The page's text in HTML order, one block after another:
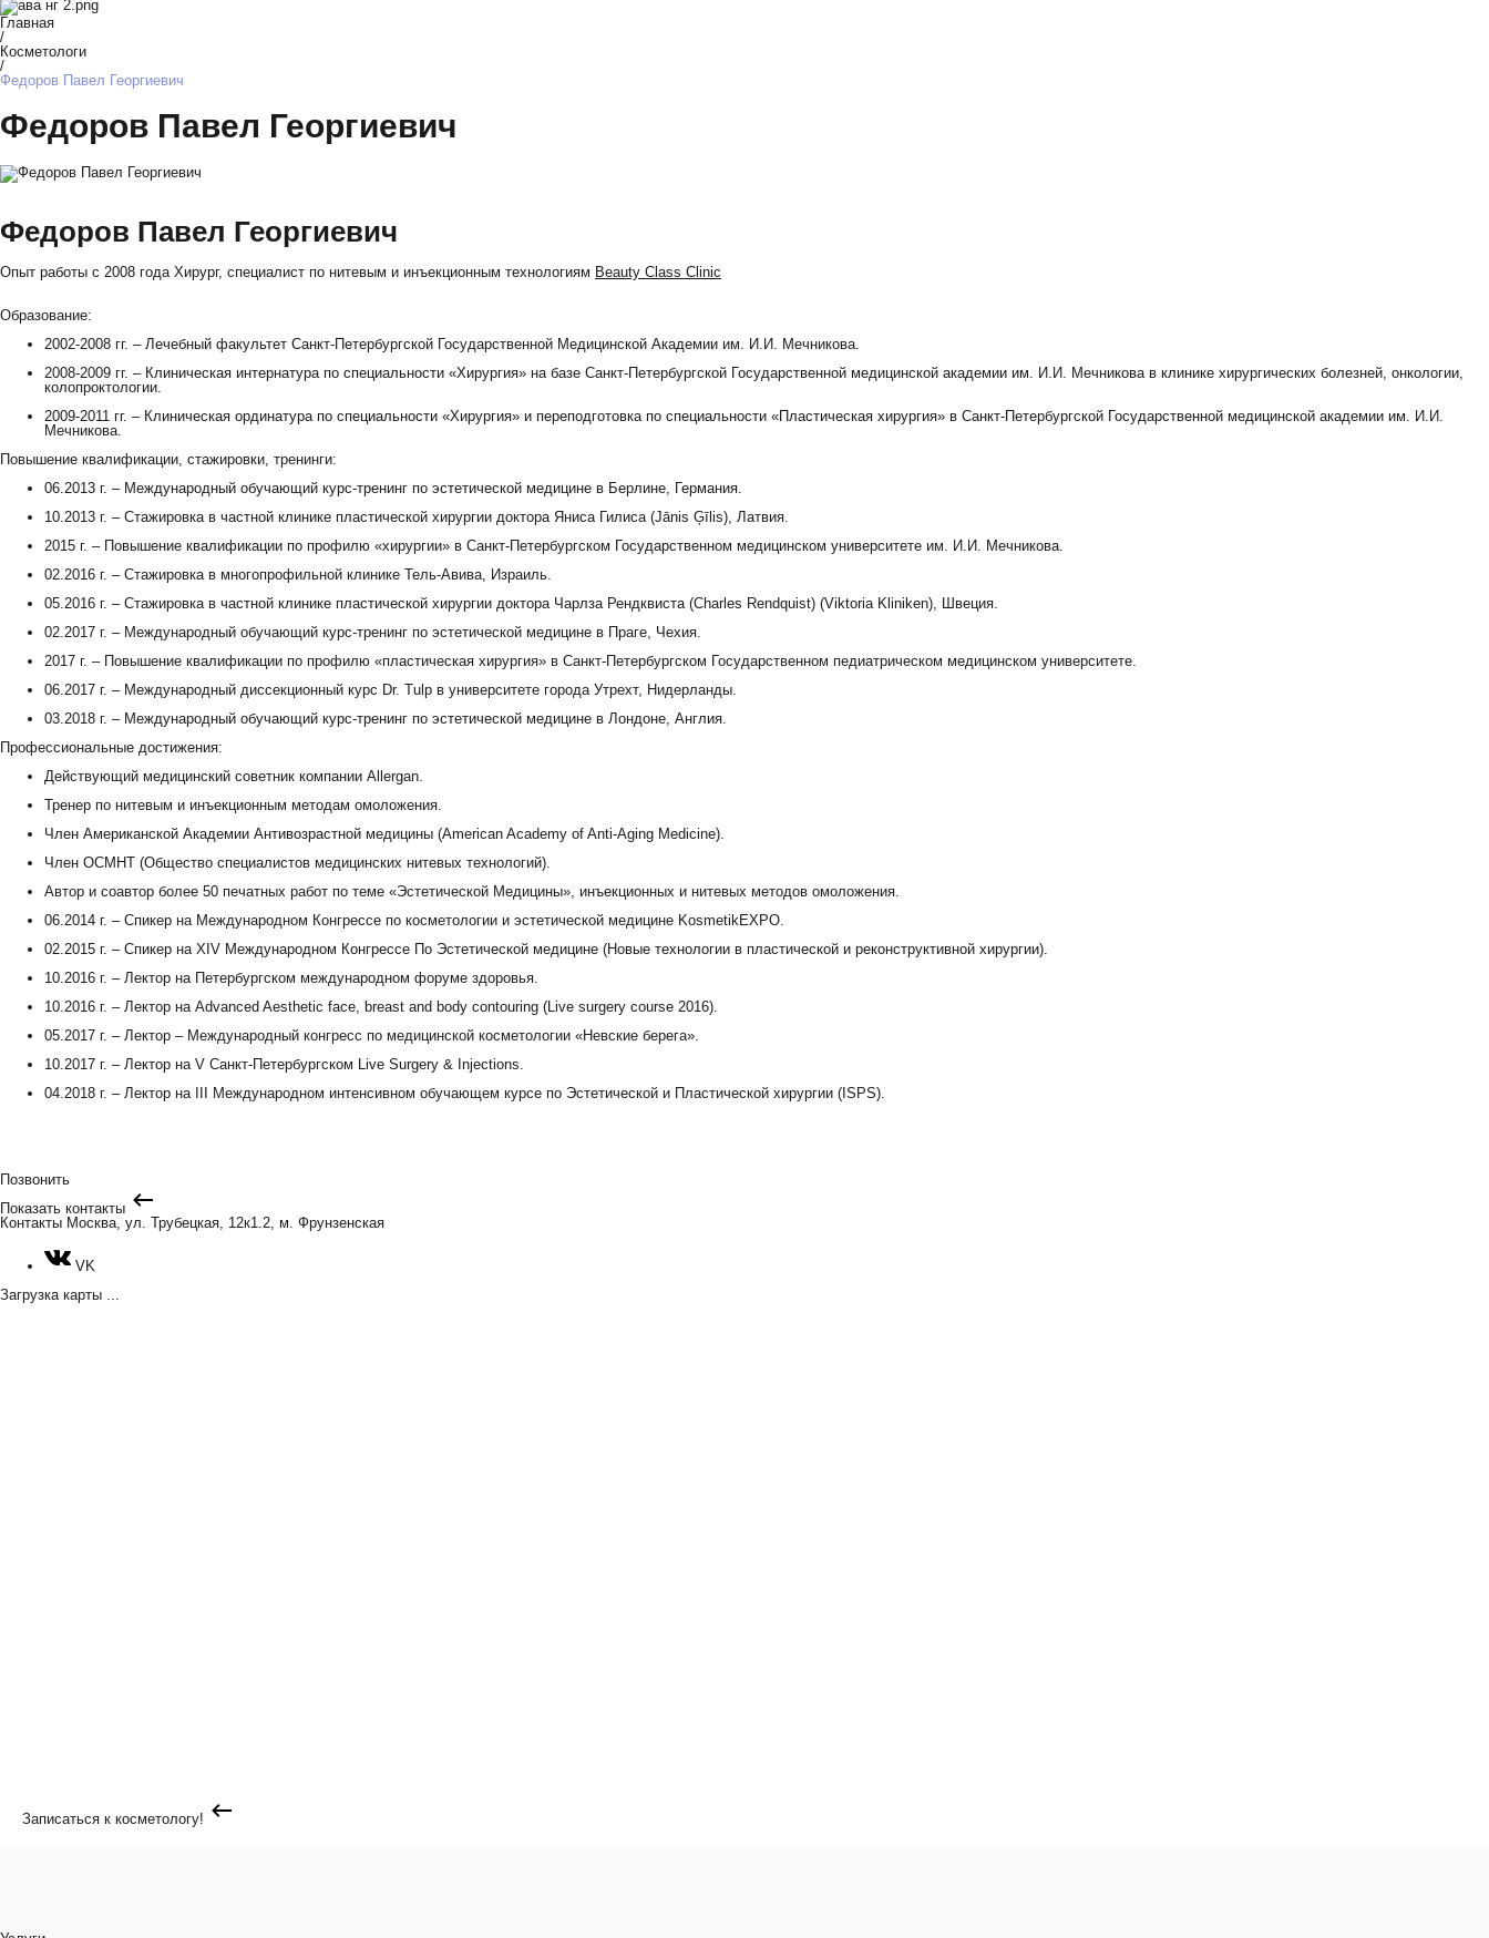
Главная
/
Косметологи
/
Федоров Павел Георгиевич
Федоров Павел Георгиевич
Федоров Павел Георгиевич
Опыт работы с 2008 года Хирург, специалист по нитевым и инъекционным технологиям Beauty Class Clinic
Образование:
2002-2008 гг. – Лечебный факультет Санкт-Петербургской Государственной Медицинской Академии им. И.И. Мечникова.
2008-2009 гг. – Клиническая интернатура по специальности «Хирургия» на базе Санкт-Петербургской Государственной медицинской академии им. И.И. Мечникова в клинике хирургических болезней, онкологии,
колопроктологии.
2009-2011 гг. – Клиническая ординатура по специальности «Хирургия» и переподготовка по специальности «Пластическая хирургия» в Санкт-Петербургской Государственной медицинской академии им. И.И.
Мечникова.
Повышение квалификации, стажировки, тренинги:
06.2013 г. – Международный обучающий курс-тренинг по эстетической медицине в Берлине, Германия.
10.2013 г. – Стажировка в частной клинике пластической хирургии доктора Яниса Гилиса (Jānis Ģīlis), Латвия.
2015 г. – Повышение квалификации по профилю «хирургии» в Санкт-Петербургском Государственном медицинском университете им. И.И. Мечникова.
02.2016 г. – Стажировка в многопрофильной клинике Тель-Авива, Израиль.
05.2016 г. – Стажировка в частной клинике пластической хирургии доктора Чарлза Рендквиста (Charles Rendquist) (Viktoria Kliniken), Швеция.
02.2017 г. – Международный обучающий курс-тренинг по эстетической медицине в Праге, Чехия.
2017 г. – Повышение квалификации по профилю «пластическая хирургия» в Санкт-Петербургском Государственном педиатрическом медицинском университете.
06.2017 г. – Международный диссекционный курс Dr. Tulp в университете города Утрехт, Нидерланды.
03.2018 г. – Международный обучающий курс-тренинг по эстетической медицине в Лондоне, Англия.
Профессиональные достижения:
Действующий медицинский советник компании Allergan.
Тренер по нитевым и инъекционным методам омоложения.
Член Американской Академии Антивозрастной медицины (American Academy of Anti-Aging Medicine).
Член ОСМНТ (Общество специалистов медицинских нитевых технологий).
Автор и соавтор более 50 печатных работ по теме «Эстетической Медицины», инъекционных и нитевых методов омоложения.
06.2014 г. – Спикер на Международном Конгрессе по косметологии и эстетической медицине KosmetikEXPO.
02.2015 г. – Спикер на XIV Международном Конгрессе По Эстетической медицине (Новые технологии в пластической и реконструктивной хирургии).
10.2016 г. – Лектор на Петербургском международном форуме здоровья.
10.2016 г. – Лектор на Advanced Aesthetic face, breast and body contouring (Live surgery course 2016).
05.2017 г. – Лектор – Международный конгресс по медицинской косметологии «Невские берега».
10.2017 г. – Лектор на V Санкт-Петербургском Live Surgery & Injections.
04.2018 г. – Лектор на III Международном интенсивном обучающем курсе по Эстетической и Пластической хирургии (ISPS).
Позвонить
Показать контакты
Контакты Москва, ул. Трубецкая, 12к1.2, м. Фрунзенская
VK
Загрузка карты ...
Записаться к косметологу!